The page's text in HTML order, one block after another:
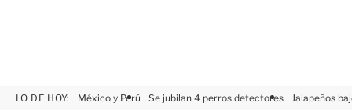
LO DE HOY: México y Perú Se jubilan 4 perros detectores Jalapeños